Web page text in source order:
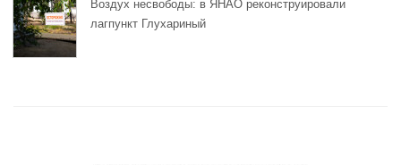
Воздух несвободы: в ЯНАО реконструировали
лагпункт Глухариный